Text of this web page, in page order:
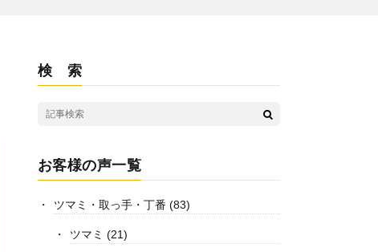
検 索
お客様の声一覧
ツマミ・取っ手・丁番 (83)
ツマミ (21)